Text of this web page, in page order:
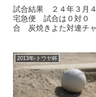
試合結果 ２４年３月
宅急便 試合は０対０
合 炭焼きよた対連チ
2013年-トウヤ杯